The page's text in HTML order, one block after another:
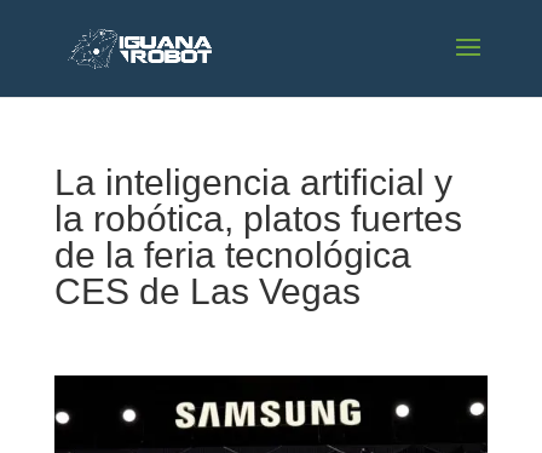
La inteligencia artificial y
la robótica, platos fuertes
de la feria tecnológica
CES de Las Vegas